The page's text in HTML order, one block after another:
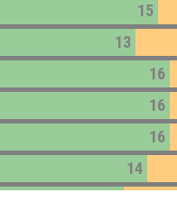
15
13
16
16
16
14